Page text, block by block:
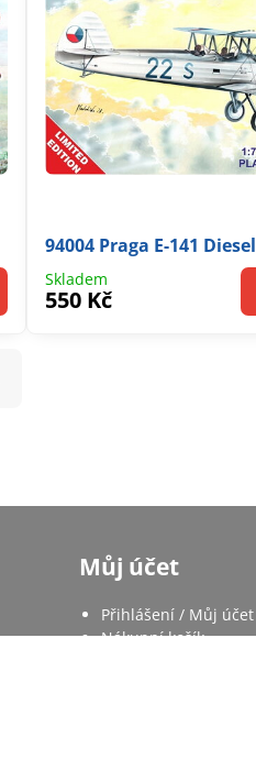
94004 Praga E-141 Diesel
Skladem
550 Kč
Můj účet
Přihlášení / Můj účet
Nákupní košík